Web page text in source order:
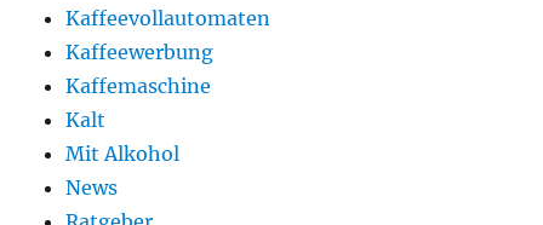
Kaffeevollautomaten
Kaffeewerbung
Kaffemaschine
Kalt
Mit Alkohol
News